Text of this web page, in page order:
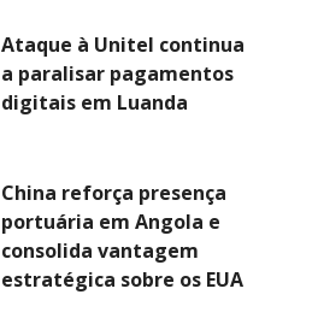
Ataque à Unitel continua
a paralisar pagamentos
digitais em Luanda
China reforça presença
portuária em Angola e
consolida vantagem
estratégica sobre os EUA